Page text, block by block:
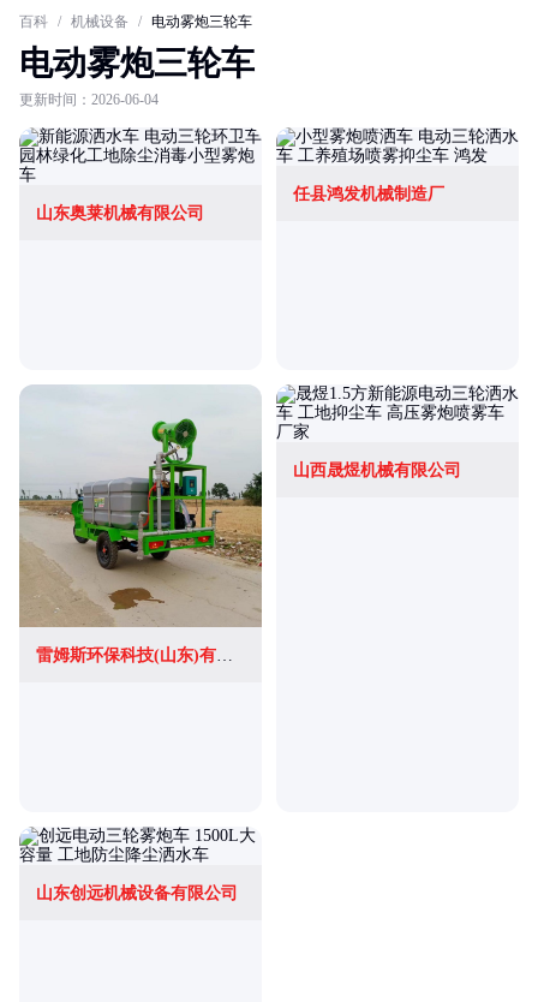
百科 / 机械设备 / 电动雾炮三轮车
电动雾炮三轮车
更新时间：2026-06-04
山东奥莱机械有限公司
任县鸿发机械制造厂
雷姆斯环保科技(山东)有限公司
山西晟煜机械有限公司
山东创远机械设备有限公司